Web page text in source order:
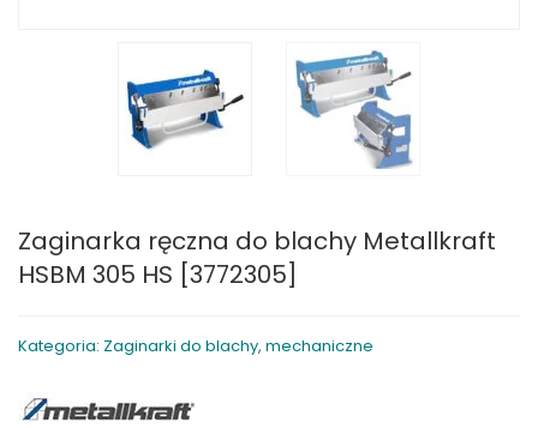
Zaginarka ręczna do blachy Metallkraft
HSBM 305 HS [3772305]
Kategoria: Zaginarki do blachy, mechaniczne